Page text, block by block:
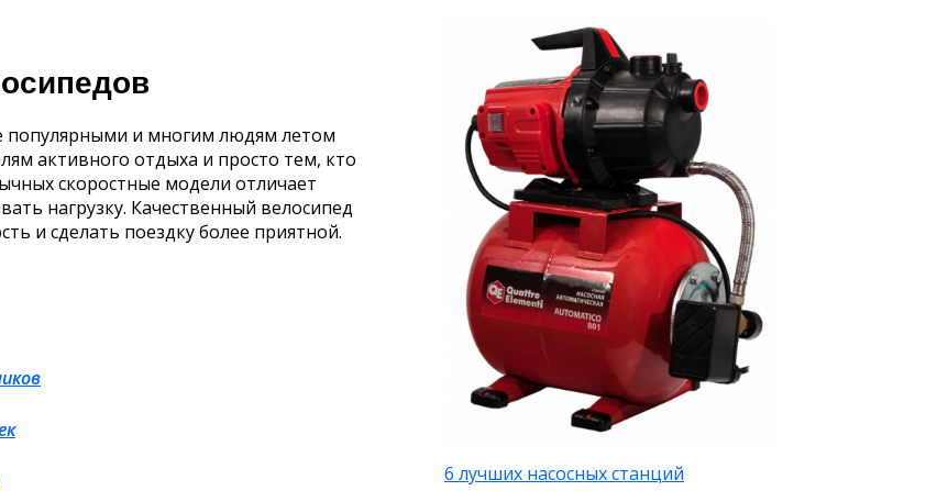
популярными и многим людям летом
активного отдыха и просто тем, кто
скоростные модели отличает
нагрузку. Качественный велосипед
и сделать поездку более приятной.
6 лучших насосных станций